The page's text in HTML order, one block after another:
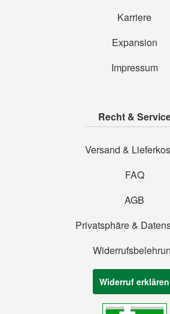
Karriere
Expansion
Impressum
Recht &
Versand &
FAQ
AGB
Privatsphäre &
Widerruf erklären